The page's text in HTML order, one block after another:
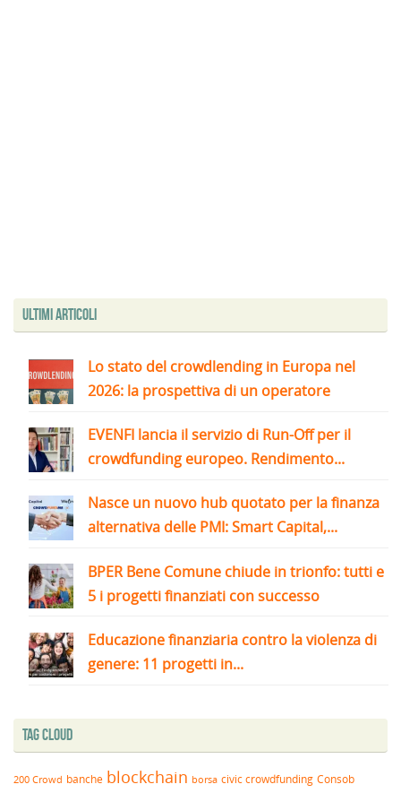
Ultimi articoli
Lo stato del crowdlending in Europa nel
2026: la prospettiva di un operatore
EVENFI lancia il servizio di Run-Off per il
crowdfunding europeo. Rendimento...
Nasce un nuovo hub quotato per la finanza
alternativa delle PMI: Smart Capital,...
BPER Bene Comune chiude in trionfo: tutti e
5 i progetti finanziati con successo
Educazione finanziaria contro la violenza di
genere: 11 progetti in...
Tag Cloud
200 Crowd banche blockchain borsa civic crowdfunding Consob